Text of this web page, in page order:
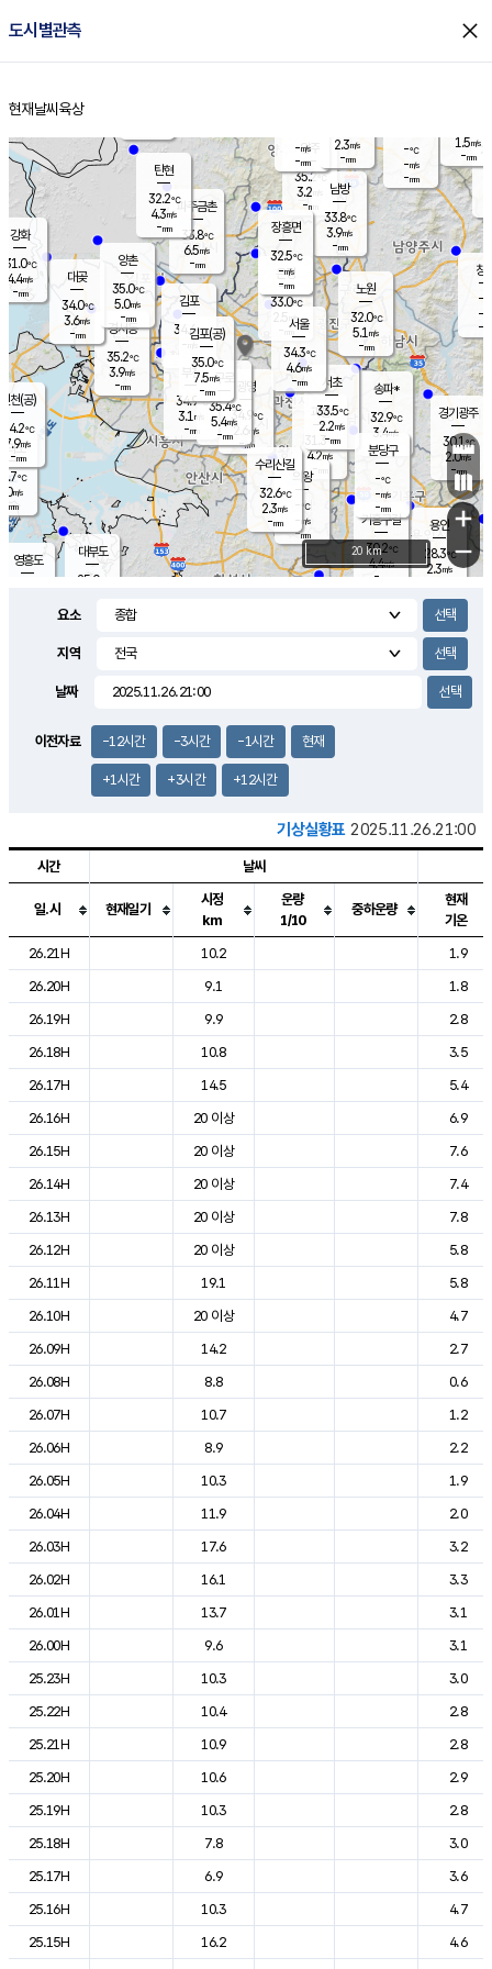
도시별관측 close
홈
현재날씨 육상
의도
℃
m/s
mm
영흥도
양주
35.2℃
3.2
-mm
과천
31.3℃
4.2m/s
- mm
용인
28.3℃
2.3m/s
경기광주
30.1℃
2.0m/s
-mm
5.5m/s
대부도
25.0
경서동
35.2℃
3.9m/s
-mm
파주금촌
33.8℃
6.5m/s
-mm
-℃
-m/s
-mm
대곶
34.0℃
3.6m/s
-mm
창
-
-m/
-
탄현
32.2℃
4.3m/s
-mm
1.5m/s
-mm
의왕
- ℃
-m/s
-mm
김포
34.6℃
-m/s
mm
광명
34.9 ℃
2.6 m/s
-mm
부천
34.9℃
3.1 m/s
-mm
양촌
35.0℃
5.0m/s
-mm
구로
35.4℃
5.4m/s
-mm
은평
33.0℃
2.5 m/s
- mm
노원
32.0℃
5.1 m/s
-mm
송파*
32.9℃
3.4m/s
-mm
서초
33.5℃
2.2m/s
-mm
남방
33.8℃
3.9m/s
-mm
기흥구갈
30.2℃
4.4m/s
-
수리산길
32.6℃
2.3m/s
-mm
분당구
-℃
-m/s
-mm
장흥면
32.5℃
-m/s
-mm
-m/s
-mm
강화
31.0℃
4.4m/s
-mm
인천(공)
34.2℃
7.9m/s
-mm
김포(공)
35.0℃
7.5m/s
-mm
서울
34.3℃
4.6m/s
-mm
2.3m/s
-mm
+
−
20 km
요소
지역
날짜
이전자료 -12시간 -3시간 -1시간 현재
+1시간 +3시간 +12시간
기상실황표 2025.11.26.21:00
도시별 기상실황표로 지점, 날씨, 기온, 강수, 바람, 기압등을 안내한 표입
시간 날씨
일.시 현재일기
시정
km
운량
1/10
중하운량
현재
기온
26.21H
10.2
1.9
26.20H
9.1
1.8
26.19H
9.9
2.8
26.18H
10.8
3.5
26.17H
14.5
5.4
26.16H
20 이상
6.9
26.15H
20 이상
7.6
26.14H
20 이상
7.4
26.13H
20 이상
7.8
26.12H
20 이상
5.8
26.11H
19.1
5.8
26.10H
20 이상
4.7
26.09H
14.2
2.7
26.08H
8.8
0.6
26.07H
10.7
1.2
26.06H
8.9
2.2
26.05H
10.3
1.9
26.04H
11.9
2.0
26.03H
17.6
3.2
26.02H
16.1
3.3
26.01H
13.7
3.1
26.00H
9.6
3.1
25.23H
10.3
3.0
25.22H
10.4
2.8
25.21H
10.9
2.8
25.20H
10.6
2.9
25.19H
10.3
2.8
25.18H
7.8
3.0
25.17H
6.9
3.6
25.16H
10.3
4.7
25.15H
16.2
4.6